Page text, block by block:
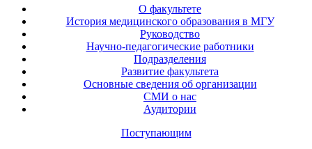
О факультете
История медицинского образования в МГУ
Руководство
Научно-педагогические работники
Подразделения
Развитие факультета
Основные сведения об организации
СМИ о нас
Аудитории
Поступающим